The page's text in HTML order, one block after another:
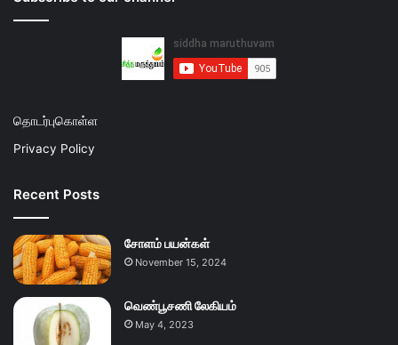
தொடர்புகொள்ள
Privacy Policy
Recent Posts
சோளம் பயன்கள்
November 15, 2024
வெண்பூசணி லேகியம்
May 4, 2023